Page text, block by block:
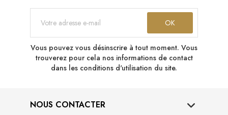
Vous pouvez vous désinscrire à tout moment. Vous
trouverez pour cela nos informations de contact
dans les conditions d'utilisation du site.
NOUS CONTACTER